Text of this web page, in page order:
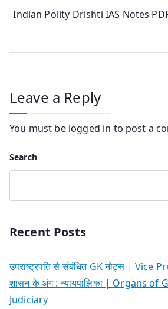
Post
Indian Polity Drishti IAS Notes PDF
Leave a Reply
You must be logged in to post a
Search
Recent Posts
उपराष्ट्रपति से संबंधित GK नोट्स | Vice
शासन के अंग : न्यायपालिका | Organs of
Judiciary